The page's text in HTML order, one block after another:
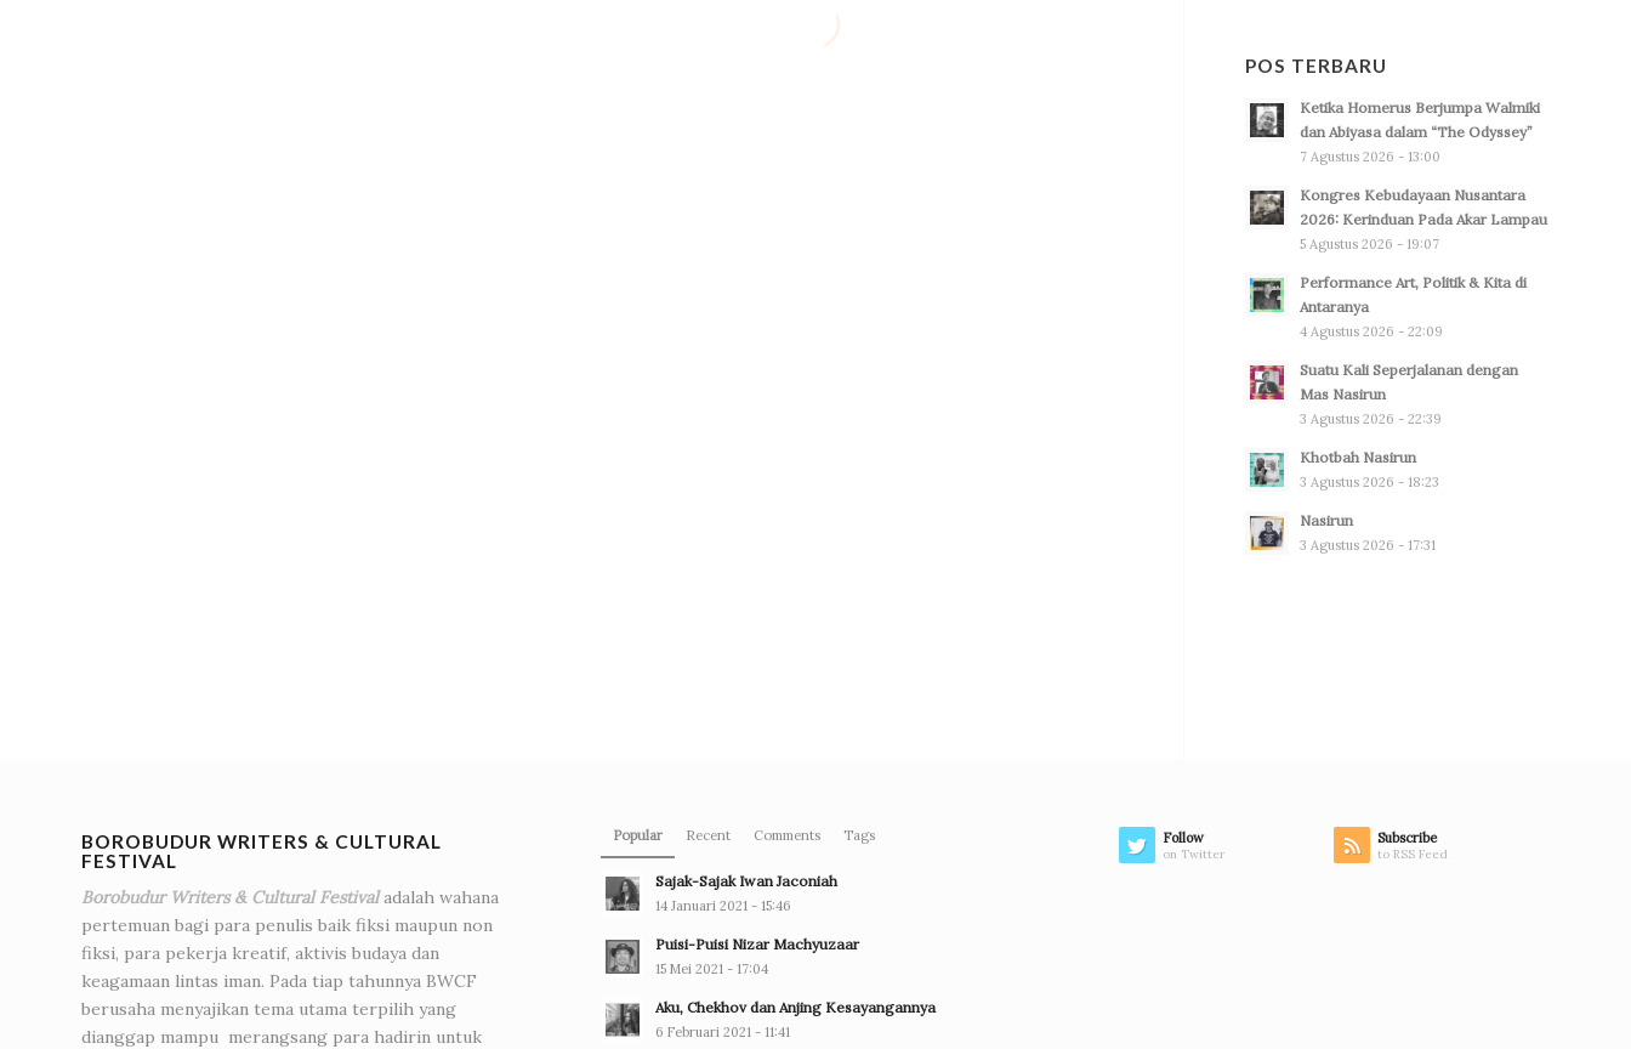
POS TERBARU
Ketika Homerus Berjumpa Walmiki
dan Abiyasa dalam “The Odyssey”
7 Agustus 2026 - 13:00
Kongres Kebudayaan Nusantara
2026: Kerinduan Pada Akar Lampau
5 Agustus 2026 - 19:07
Performance Art, Politik & Kita di
Antaranya
4 Agustus 2026 - 22:09
Suatu Kali Seperjalanan dengan
Mas Nasirun
3 Agustus 2026 - 22:39
Khotbah Nasirun
3 Agustus 2026 - 18:23
Nasirun
3 Agustus 2026 - 17:31
BOROBUDUR WRITERS & CULTURAL
FESTIVAL
Borobudur Writers & Cultural Festivaladalah wahana
pertemuan bagi para penulis baik fiksi maupun non
fiksi, para pekerja kreatif, aktivis budaya dan
keagamaan lintas iman. Pada tiap tahunnya BWCF
berusaha menyajikan tema utama terpilih yang
dianggap mampu merangsang para hadirin untuk
Popular Recent Comments Tags
Sajak-Sajak Iwan Jaconiah
14 Januari 2021 - 15:46
Puisi-Puisi Nizar Machyuzaar
15 Mei 2021 - 17:04
Aku, Chekhov dan Anjing Kesayangannya
6 Februari 2021 - 11:41
Follow
on Twitter
Subscribe
to RSS Feed